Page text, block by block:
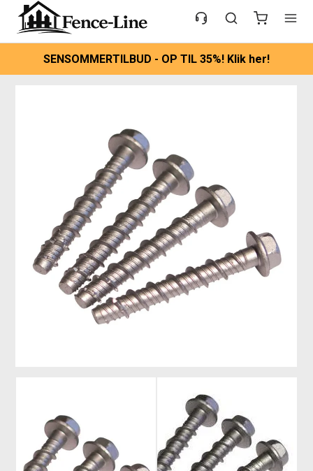
SENSOMMERTILBUD - OP TIL 35%! Klik her!